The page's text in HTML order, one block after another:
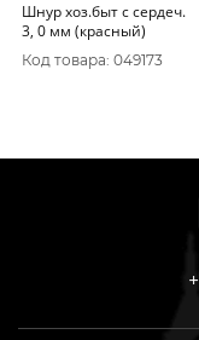
Шнур хоз.быт с сердеч.
3, 0 мм (красный)
Код товара: 049173